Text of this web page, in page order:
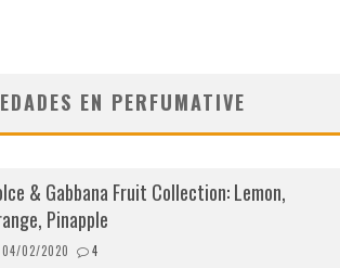
EN PERFUMATIVE
& Gabbana Fruit Collection: Lemon,
Pinapple
04/02/2020 4